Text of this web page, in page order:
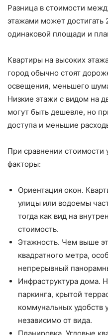
Разница в стоимости
этажами может достигать
одинаковой площади и
Квартиры на высоких
город обычно стоят
освещения, меньшего
Низкие этажи с видом на
могут быть дешевле, но
доступа и меньшие
При сравнении
факторы:
Ориентация окон.
улицы или водоемы
тогда как вид на
стоимость.
Этажность. Чем выше
квадратного метра,
непрерывный
Инфраструктура дома.
паркинга, крытой
коммунальных удобств
независимо от вида.